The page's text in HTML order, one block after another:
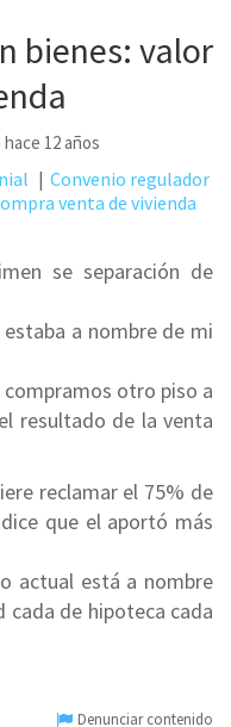
bienes: valor
hace 12 años
Convenio regulador
venta de vivienda
se separación de
a nombre de mi
otro piso a
resultado de la venta
reclamar el 75% de
que el aportó más
actual está a nombre
de hipoteca cada
Denunciar contenido